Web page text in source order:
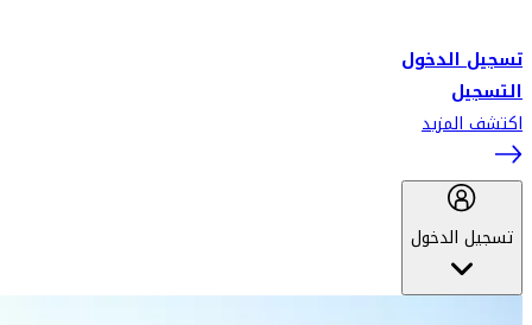
تسجيل الدخول
التسجيل
اكتشف المزيد
تسجيل الدخول